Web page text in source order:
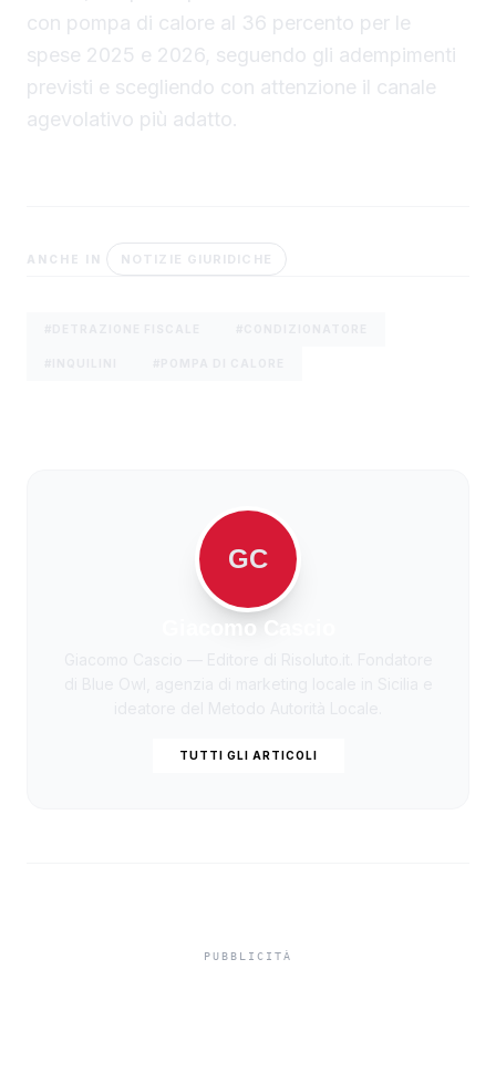
con pompa di calore al 36 percento per le
spese 2025 e 2026, seguendo gli adempimenti
previsti e scegliendo con attenzione il canale
agevolativo più adatto.
ANCHE IN NOTIZIE GIURIDICHE
GC
Giacomo Cascio
TUTTI GLI ARTICOLI